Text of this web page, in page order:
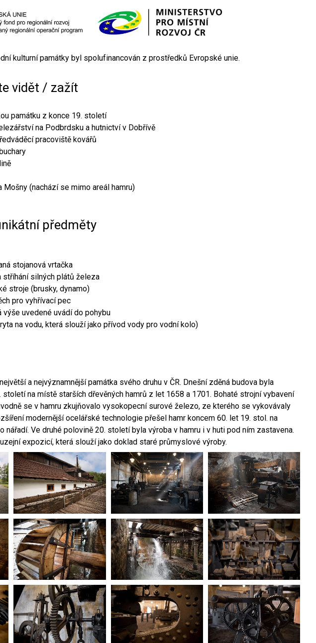
kulturní památky byl spolufinancován z prostředků Evropské unie.
vidět / zažít
památku z konce 19. století
na Podbrdsku a hutnictví v Dobřívě
pracoviště kovářů
(nachází se mimo areál hamru)
předměty
stojanová vrtačka
stříhání silných plátů železa
stroje (brusky, dynamo)
pro vyhřívací pec
výše uvedené uvádí do pohybu
na vodu, která slouží jako přívod vody pro vodní kolo)
a nejvýznamnější památka svého druhu v ČR. Dnešní zděná budova byla
na místě starších dřevěných hamrů z let 1658 a 1701. Bohaté strojní vybavení
se v hamru zkujňovalo vysokopecní surové železo, ze kterého se vykovávaly
modernější ocelářské technologie přešel hamr koncem 60. let 19. stol. na
nářadí. Ve druhé polovině 20. století byla výroba v hamru i v huti pod ním zastavena.
expozicí, která slouží jako doklad staré průmyslové výroby.